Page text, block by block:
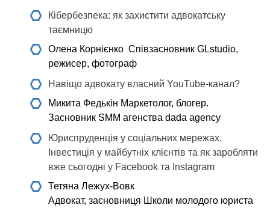
Кібербезпека: як захистити адвокатську
таємницю
Олена Корнієнко Співзасновник GLstudio,
режисер, фотограф
Навіщо адвокату власний YouTube-канал?
Микита Федькін Маркетолог, блогер.
Засновник SMM агенства dada agency
Юриспруденція у соціальних мережах.
Інвестиція у майбутніх клієнтів та як заробляти
вже сьогодні у Facebook та Instagram
Тетяна Лежух-Вовк
Адвокат, засновниця Школи молодого юриста